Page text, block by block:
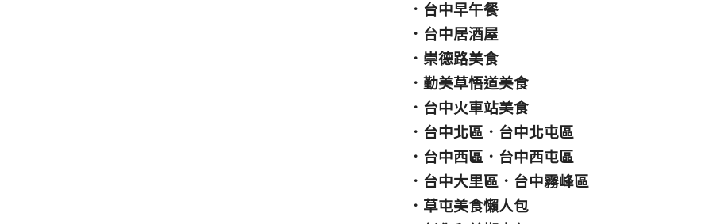
． 台中早午餐
． 台中居酒屋
． 崇德路美食
．勤美草悟道美食
． 台中火車站美食
． 台中北區 ． 台中北屯區
． 台中西區 ． 台中西屯區
． 台中大里區 ． 台中霧峰區
． 草屯美食懶人包